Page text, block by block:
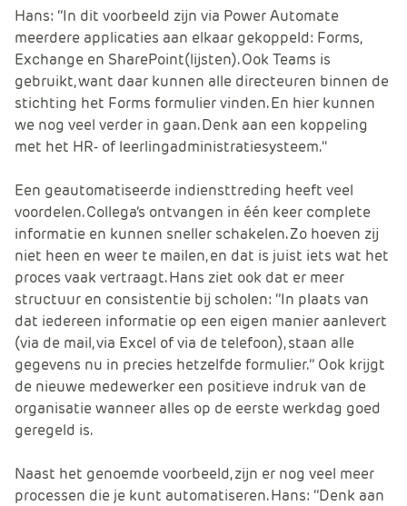
Hans: ‘’In dit voorbeeld zijn via Power Automate
meerdere applicaties aan elkaar gekoppeld: Forms,
Exchange en SharePoint(lijsten). Ook Teams is
gebruikt, want daar kunnen alle directeuren binnen de
stichting het Forms formulier vinden. En hier kunnen
we nog veel verder in gaan. Denk aan een koppeling
met het HR- of leerlingadministratiesysteem.''
Een geautomatiseerde indiensttreding heeft veel
voordelen. Collega’s ontvangen in één keer complete
informatie en kunnen sneller schakelen. Zo hoeven zij
niet heen en weer te mailen, en dat is juist iets wat het
proces vaak vertraagt. Hans ziet ook dat er meer
structuur en consistentie bij scholen: ‘’In plaats van
dat iedereen informatie op een eigen manier aanlevert
(via de mail, via Excel of via de telefoon), staan alle
gegevens nu in precies hetzelfde formulier.’’ Ook krijgt
de nieuwe medewerker een positieve indruk van de
organisatie wanneer alles op de eerste werkdag goed
geregeld is.
Naast het genoemde voorbeeld, zijn er nog veel meer
processen die je kunt automatiseren. Hans: ‘’Denk aan